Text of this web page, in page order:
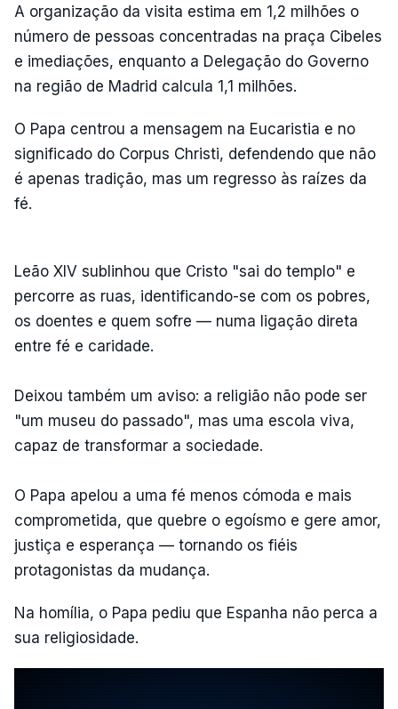
A organização da visita estima em 1,2 milhões o
número de pessoas concentradas na praça Cibeles
e imediações, enquanto a Delegação do Governo
na região de Madrid calcula 1,1 milhões.
O Papa centrou a mensagem na Eucaristia e no
significado do Corpus Christi, defendendo que não
é apenas tradição, mas um regresso às raízes da
fé.
Leão XIV sublinhou que Cristo "sai do templo" e
percorre as ruas, identificando-se com os pobres,
os doentes e quem sofre — numa ligação direta
entre fé e caridade.
Deixou também um aviso: a religião não pode ser
"um museu do passado", mas uma escola viva,
capaz de transformar a sociedade.
O Papa apelou a uma fé menos cómoda e mais
comprometida, que quebre o egoísmo e gere amor,
justiça e esperança — tornando os fiéis
protagonistas da mudança.
Na homília, o Papa pediu que Espanha não perca a
sua religiosidade.